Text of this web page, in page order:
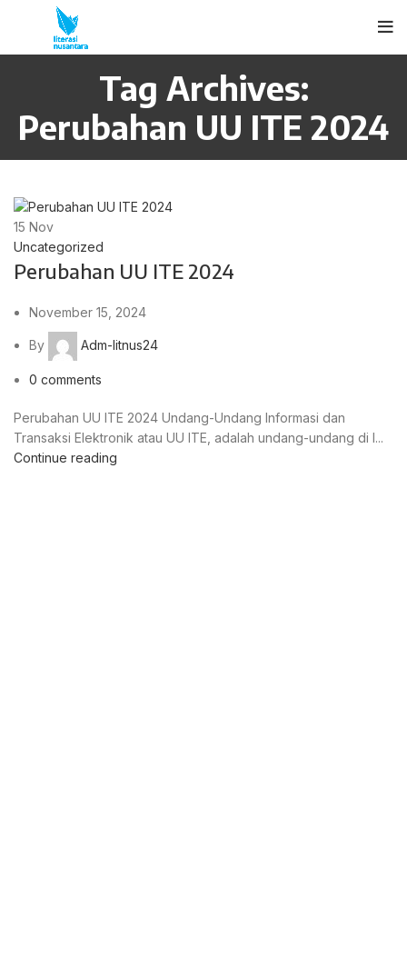
Tag Archives:
Perubahan UU ITE 2024
15 Nov
Uncategorized
Perubahan UU ITE 2024
November 15, 2024
By Adm-litnus24
0 comments
Perubahan UU ITE 2024 Undang-Undang Informasi dan
Transaksi Elektronik atau UU ITE, adalah undang-undang di I...
Continue reading